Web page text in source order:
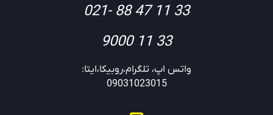
33 11 47 88 -021
33 11 9000
واتس اپ، تلگرام،روبیکا،ایتا:
09031023015